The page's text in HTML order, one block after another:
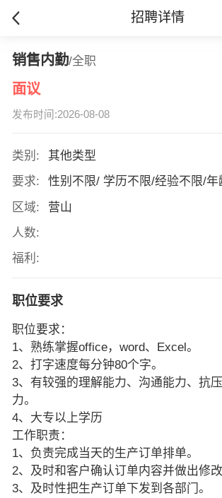
招聘详情
销售内勤/全职
面议
发布时间:2026-08-08
类别:
其他类型
要求:
性别不限/ 学历不限/经验不限/年
区域:
营山
人数:
福利:
职位要求
职位要求：
1、熟练掌握office，word、Excel。
2、打字速度每分钟80个字。
3、有较强的理解能力、沟通能力、抗
力。
4、大专以上学历
工作职责：
1、负责完成当天的生产订单排单。
2、及时和客户确认订单内容并做出修改
3、及时性把生产订单下发到各部门。